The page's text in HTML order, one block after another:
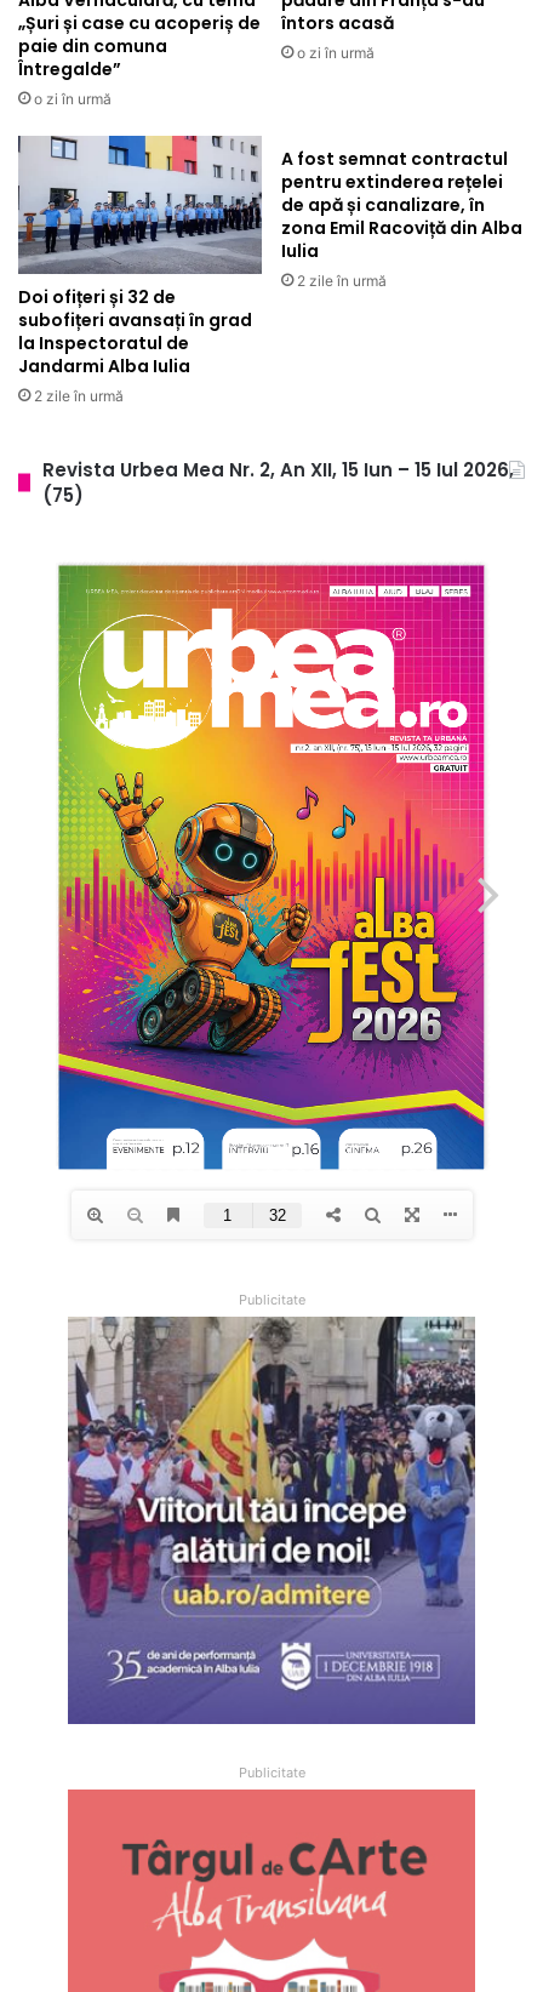
„Șuri și case cu acoperiș de
paie din comuna
Întregalde”
o zi în urmă
întors acasă
o zi în urmă
Doi ofițeri și 32 de
subofițeri avansați în grad
la Inspectoratul de
Jandarmi Alba Iulia
2 zile în urmă
A fost semnat contractul
pentru extinderea rețelei
de apă și canalizare, în
zona Emil Racoviță din Alba
Iulia
2 zile în urmă
Revista Urbea Mea Nr. 2, An XII, 15 Iun – 15 Iul 2026,
(75)
Publicitate
Publicitate